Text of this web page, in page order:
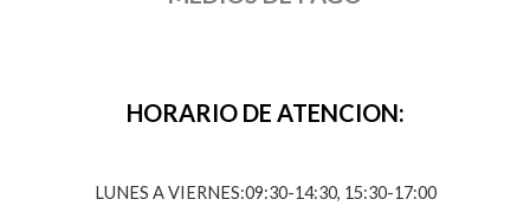
HORARIO DE ATENCION:
LUNES A VIERNES:09:30-14:30, 15:30-17:00